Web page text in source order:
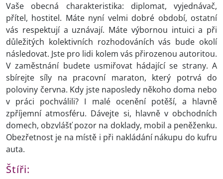
Vaše obecná charakteristika: diplomat, vyjednávač,
přítel, hostitel. Máte nyní velmi dobré období, ostatní
vás respektují a uznávají. Máte výbornou intuici a při
důležitých kolektivních rozhodováních vás bude okolí
následovat. Jste pro lidi kolem vás přirozenou autoritou.
V zaměstnání budete usmiřovat hádající se strany. A
sbírejte síly na pracovní maraton, který potrvá do
poloviny června. Kdy jste naposledy někoho doma nebo
v práci pochválili? I malé ocenění potěší, a hlavně
zpříjemní atmosféru. Dávejte si, hlavně v obchodních
domech, obzvlášť pozor na doklady, mobil a peněženku.
Obezřetnost je na místě i při nakládání nákupu do kufru
auta.
Štíři: